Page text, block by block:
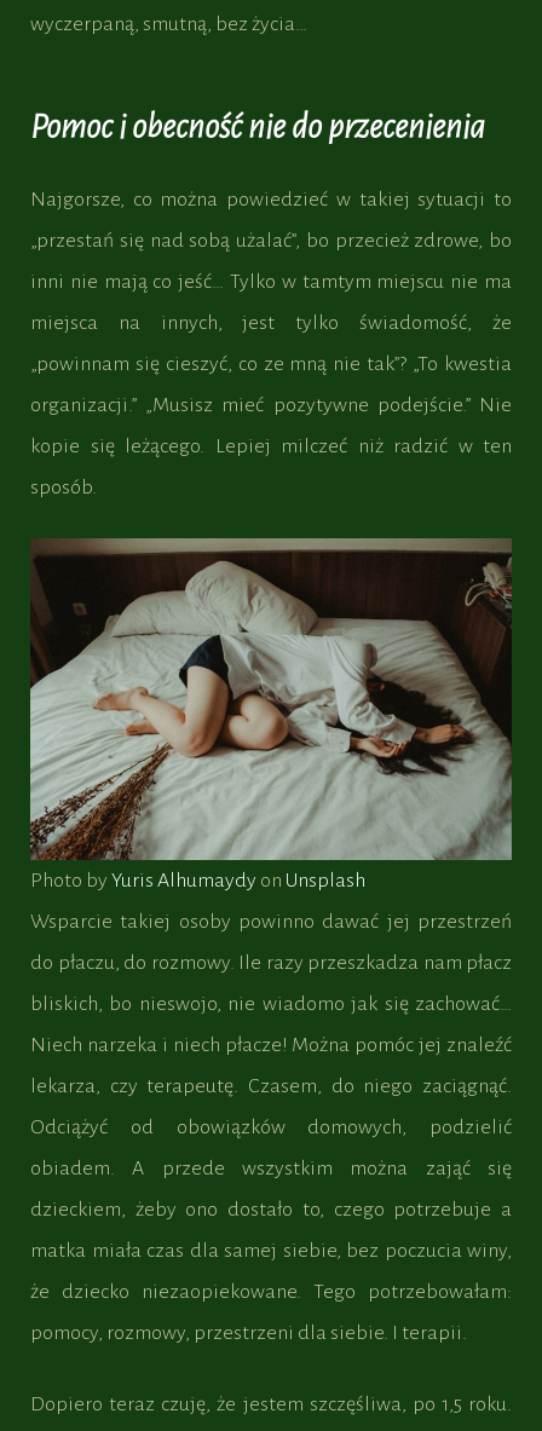
wyczerpaną, smutną, bez życia…
Pomoc i obecność nie do przecenienia
Najgorsze, co można powiedzieć w takiej sytuacji to
„przestań się nad sobą użalać”, bo przecież zdrowe, bo
inni nie mają co jeść… Tylko w tamtym miejscu nie ma
miejsca na innych, jest tylko świadomość, że
„powinnam się cieszyć, co ze mną nie tak”? „To kwestia
organizacji.” „Musisz mieć pozytywne podejście.” Nie
kopie się leżącego. Lepiej milczeć niż radzić w ten
sposób.
Photo by Yuris Alhumaydy on Unsplash
Wsparcie takiej osoby powinno dawać jej przestrzeń
do płaczu, do rozmowy. Ile razy przeszkadza nam płacz
bliskich, bo nieswojo, nie wiadomo jak się zachować…
Niech narzeka i niech płacze! Można pomóc jej znaleźć
lekarza, czy terapeutę. Czasem, do niego zaciągnąć.
Odciążyć od obowiązków domowych, podzielić
obiadem. A przede wszystkim można zająć się
dzieckiem, żeby ono dostało to, czego potrzebuje a
matka miała czas dla samej siebie, bez poczucia winy,
że dziecko niezaopiekowane. Tego potrzebowałam:
pomocy, rozmowy, przestrzeni dla siebie. I terapii.
Dopiero teraz czuję, że jestem szczęśliwa, po 1,5 roku.